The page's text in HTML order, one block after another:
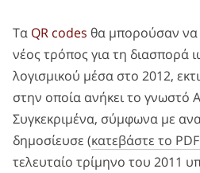
Τα QR codes θα μπορούσαν
νέος τρόπος για τη διασπορά
λογισμικού μέσα στο 2012,
στην οποία ανήκει το γνωστό
Συγκεκριμένα, σύμφωνα με
δημοσίευσε (κατεβάστε το PDF
τελευταίο τρίμηνο του 2011